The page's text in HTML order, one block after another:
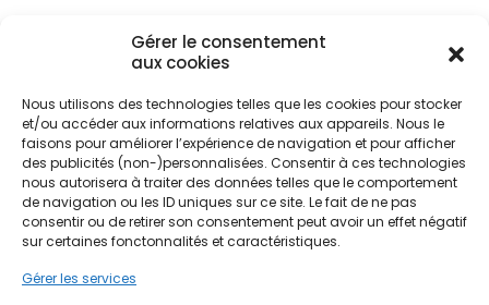
Gérer le consentement
aux cookies
Nous utilisons des technologies telles que les cookies pour stocker
et/ou accéder aux informations relatives aux appareils. Nous le
faisons pour améliorer l’expérience de navigation et pour afficher
des publicités (non-)personnalisées. Consentir à ces technologies
nous autorisera à traiter des données telles que le comportement
de navigation ou les ID uniques sur ce site. Le fait de ne pas
consentir ou de retirer son consentement peut avoir un effet négatif
sur certaines fonctonnalités et caractéristiques.
Gérer les services
thermique perfectible, rendant les anciens
systèmes de chauffage au fioul ou électriques
Dans ce contexte, la rénovation énergétique
devient une priorité pour les propriétaires
souhaitant maîtriser leur budget tout en valorisant
leur bien. L'installation d'une pompe à chaleur à
Corrèze représente une réponse technique
adaptée aux défis locaux. Elle permet de
Ne passez pas à côté de vos
aides !
Faites vite, les budgets
MaPrimeRénov' sont annuels et
limités. Les dossiers sont traités